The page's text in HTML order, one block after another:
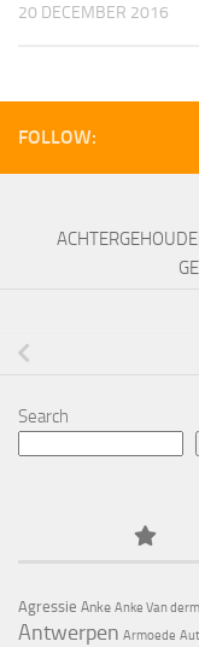
20 DECEMBER 2016
FOLLOW:
Search
Agressie Anke Anke Van
Antwerpen Armoede